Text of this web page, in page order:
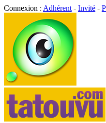
Connexion : Adhérent - Invité -